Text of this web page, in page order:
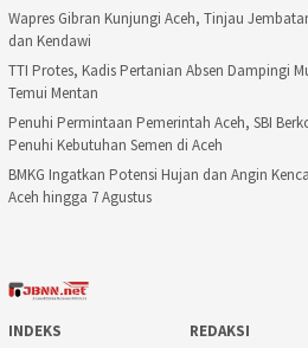
Wapres Gibran Kunjungi Aceh, Tinjau
dan Kendawi
TTI Protes, Kadis Pertanian Absen Dampingi
Temui Mentan
Penuhi Permintaan Pemerintah Aceh, SBI
Penuhi Kebutuhan Semen di Aceh
BMKG Ingatkan Potensi Hujan dan Angin
Aceh hingga 7 Agustus
INDEKS REDAKSI